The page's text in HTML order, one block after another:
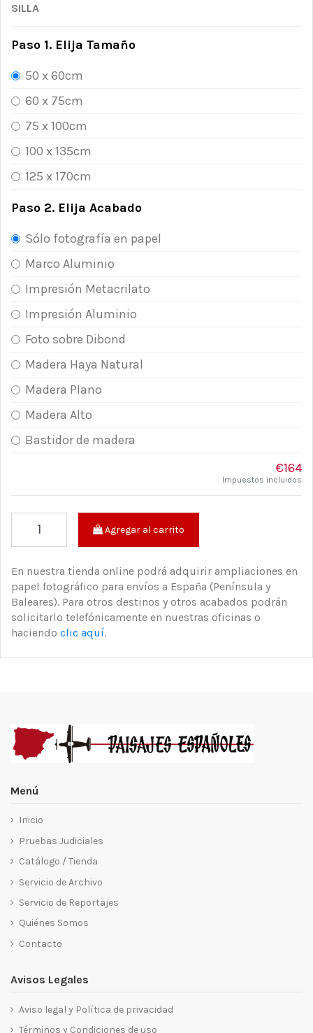
SILLA
Paso 1. Elija Tamaño
50 x 60cm
60 x 75cm
75 x 100cm
100 x 135cm
125 x 170cm
Paso 2. Elija Acabado
Sólo fotografía en papel
Marco Aluminio
Impresión Metacrilato
Impresión Aluminio
Foto sobre Dibond
Madera Haya Natural
Madera Plano
Madera Alto
Bastidor de madera
€164
Impuestos incluidos
Agregar al carrito
En nuestra tienda online podrá adquirir ampliaciones en
papel fotográfico para envíos a España (Península y
Baleares). Para otros destinos y otros acabados podrán
solicitarlo telefónicamente en nuestras oficinas o
haciendo clic aquí.
Menú
Inicio
Pruebas Judiciales
Catálogo / Tienda
Servicio de Archivo
Servicio de Reportajes
Quiénes Somos
Contacto
Avisos Legales
Aviso legal y Política de privacidad
Términos y Condiciones de uso